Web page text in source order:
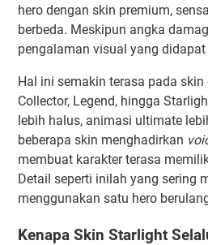
hero dengan skin premium,
berbeda. Meskipun angka
pengalaman visual yang
Hal ini semakin terasa pada skin
Collector, Legend, hingga
lebih halus, animasi ultimate
beberapa skin menghadirkan
membuat karakter terasa
Detail seperti inilah yang sering
menggunakan satu hero
Kenapa Skin Starlight